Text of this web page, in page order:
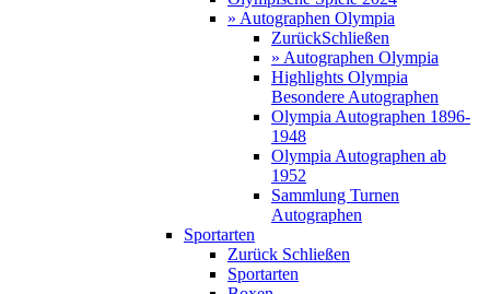
» Autographen Olympia
ZurückSchließen
» Autographen Olympia
Highlights Olympia
Besondere Autographen
Olympia Autographen 1896-
1948
Olympia Autographen ab
1952
Sammlung Turnen
Autographen
Sportarten
Zurück Schließen
Sportarten